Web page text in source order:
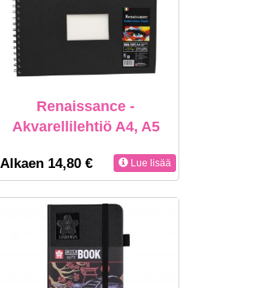
Renaissance -
Akvarellilehtiö A4, A5
Alkaen 14,80 € Lue lisää